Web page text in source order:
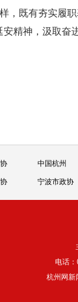
，既有夯实履
精神，汲取奋
中国杭州
宁波市政协
电话
杭州网新